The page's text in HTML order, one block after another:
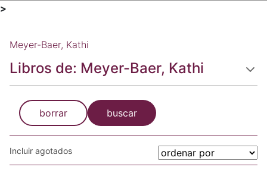
>
Meyer-Baer, Kathi
Libros de: Meyer-Baer, Kathi
borrar buscar
Incluir agotados